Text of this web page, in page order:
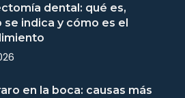
dental: qué es,
se indica y cómo es el
en la boca: causas más